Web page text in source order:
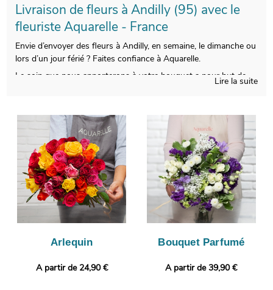
Livraison de fleurs à Andilly (95) avec le
fleuriste Aquarelle - France
Envie d’envoyer des fleurs à Andilly, en semaine, le dimanche ou
lors d’un jour férié ? Faites confiance à Aquarelle.
Le soin que nous apporterons à votre bouquet a pour but de
servira à sa protection, puis viendra la prise d’une photo de
l’ensemble. La livraison à Andilly sera ensuite réalisée, après
vous avoir fait parvenir votre photo par e-mail pour que vous
ayez la possibilité de vérifier votre bouquet. Personnalisez votre
cadeau en ajoutant gratuitement une photo ou un message
personnalisé.
Lire la suite
Arlequin
A partir de 24,90 €
Bouquet Parfumé
A partir de 39,90 €